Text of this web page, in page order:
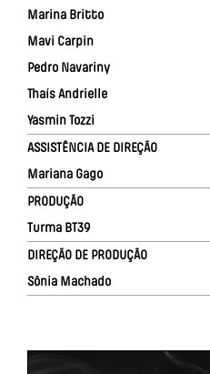
Marina Britto
Mavi Carpin
Pedro Navariny
Thaís Andrielle
Yasmin Tozzi
ASSISTÊNCIA DE DIREÇÃO
Mariana Gago
PRODUÇÃO
Turma BT39
DIREÇÃO DE PRODUÇÃO
Sônia Machado